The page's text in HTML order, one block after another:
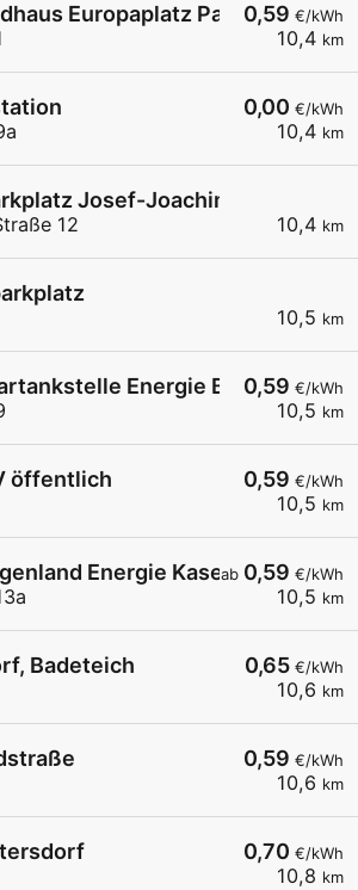
0,59 €/kWh
10,4 km
Europaplatz Parkplatz
0,00 €/kWh
10,4 km
10,4 km
Josef-Joachim-Straße
12
10,5 km
0,59 €/kWh
10,5 km
Energie Burgenland
0,59 €/kWh
10,5 km
öffentlich
ab 0,59 €/kWh
10,5 km
Energie Kasernenstraße
0,65 €/kWh
10,6 km
Badeteich
0,59 €/kWh
10,6 km
0,70 €/kWh
10,8 km